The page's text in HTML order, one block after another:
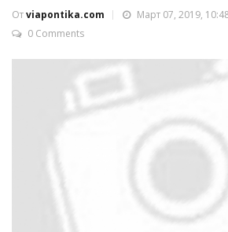
Отviapontika.com
Март 07, 2019,
0 Comments